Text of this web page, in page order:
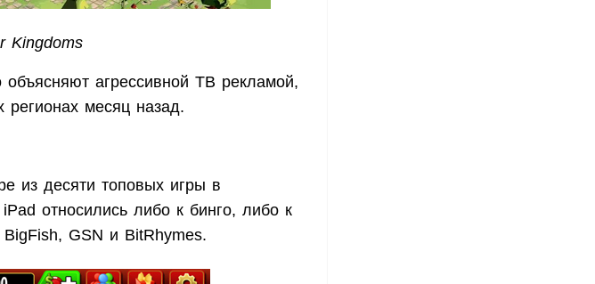
Kingdoms
объясняют агрессивной ТВ рекламой,
месяц назад.
из десяти топовых игры в
относились либо к бинго, либо к
GSN и BitRhymes.